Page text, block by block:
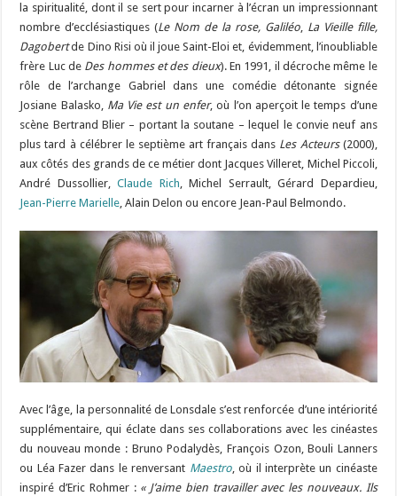
la spiritualité, dont il se sert pour incarner à l’écran un impressionnant
nombre d’ecclésiastiques (Le Nom de la rose, Galiléo, La Vieille fille,
Dagobertde Dino Risi où il joue Saint-Eloi et, évidemment, l’inoubliable
frère Luc de Des hommes et des dieux). En 1991, il décroche même le
rôle de l’archange Gabriel dans une comédie détonante signée
Josiane Balasko, Ma Vie est un enfer, où l’on aperçoit le temps d’une
scène Bertrand Blier – portant la soutane – lequel le convie neuf ans
plus tard à célébrer le septième art français dans Les Acteurs(2000),
aux côtés des grands de ce métier dont Jacques Villeret, Michel Piccoli,
André Dussollier,Claude Rich, Michel Serrault, Gérard Depardieu,
Jean-Pierre Marielle, Alain Delon ou encore Jean-Paul Belmondo.
Avec l’âge, la personnalité de Lonsdale s’est renforcée d’une intériorité
supplémentaire, qui éclate dans ses collaborations avec les cinéastes
du nouveau monde : Bruno Podalydès, François Ozon, Bouli Lanners
ou Léa Fazer dans le renversant Maestro, où il interprète un cinéaste
inspiré d’Eric Rohmer : « J’aime bien travailler avec les nouveaux. Ils